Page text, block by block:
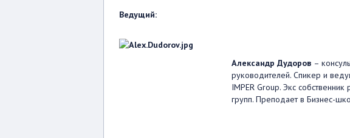
Ведущий:
Александр Дудоров –
руководителей. Спикер и
IMPER Group. Экс
групп. Преподает в Бизнес-